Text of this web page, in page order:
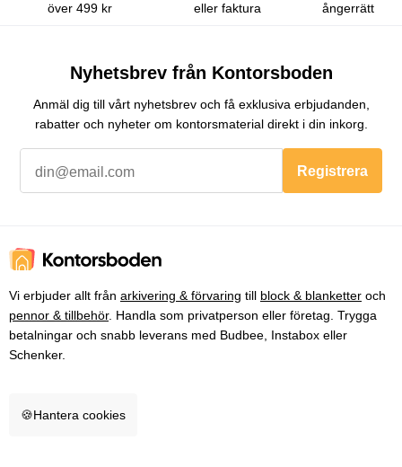
över 499 kr
eller faktura
ångerrätt
Nyhetsbrev från Kontorsboden
Anmäl dig till vårt nyhetsbrev och få exklusiva erbjudanden,
rabatter och nyheter om kontorsmaterial direkt i din inkorg.
Registrera
Vi erbjuder allt från arkivering & förvaring till block & blanketter och
pennor & tillbehör. Handla som privatperson eller företag. Trygga
betalningar och snabb leverans med Budbee, Instabox eller
Schenker.
🍪Hantera cookies